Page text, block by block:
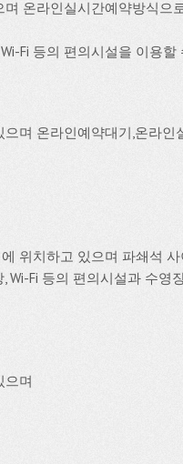
온라인실시간예약방식으
Fi 등의 편의시설을 이용할
며 온라인예약대기,온라인
위치하고 있으며 파쇄석
Wi-Fi 등의 편의시설과 수영
으며